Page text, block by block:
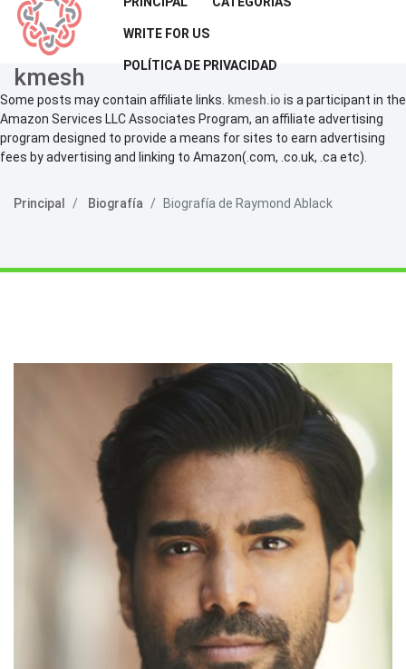
kmesh
WRITE FOR US
POLÍTICA DE PRIVACIDAD
Some posts may contain affiliate links. kmesh.io is a participant in the
Amazon Services LLC Associates Program, an affiliate advertising
program designed to provide a means for sites to earn advertising
fees by advertising and linking to Amazon(.com, .co.uk, .ca etc).
Principal Biografía Biografía de Raymond Ablack